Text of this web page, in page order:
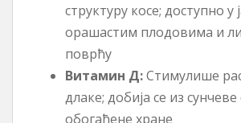
структуру косе; доступно у
орашастим плодовима и
поврћу
Витамин Д:Стимулише
длаке; добија се из
обогаћене хране